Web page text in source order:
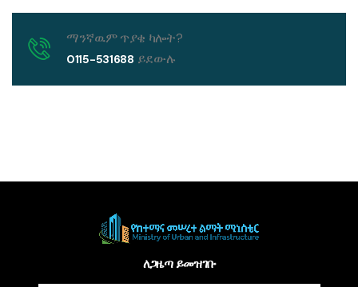
ማንኛዉም ጥያቄ ካሎት?
0115-531688 ይደውሉ
ለጋዜጣ ይመዝገቡ